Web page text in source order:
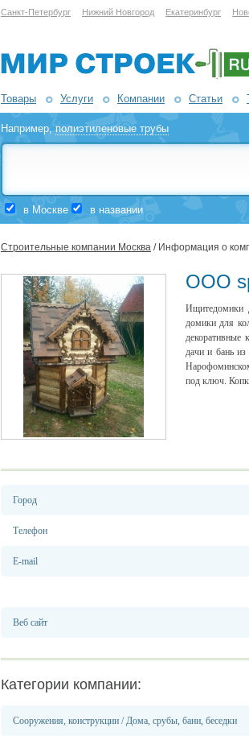
Санкт-Петербург Нижний Новгород Екатеринбург
Товары Услуги Компании Статьи
Например,полиэтиленовые трубы
в Москве в названии
Строительные компании Москва / Информация о
ООО
Ищитедомики
домики для
декоративные
дачи и бань
под ключ.
Город
Телефон
E-mail
Веб сайт
Категории компании:
Сооружения, конструкции /Дома, срубы, бани, беседки